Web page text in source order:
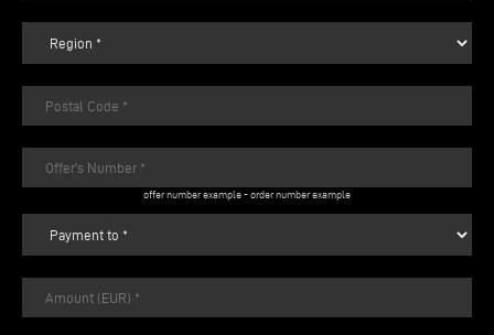
offer number example-order number example